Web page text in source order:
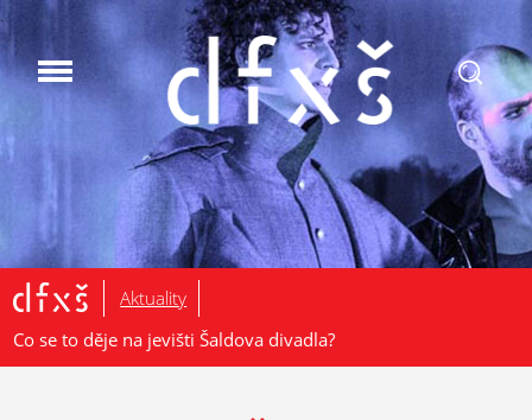
.
Aktuality
Co se to děje na jevišti Šaldova divadla?